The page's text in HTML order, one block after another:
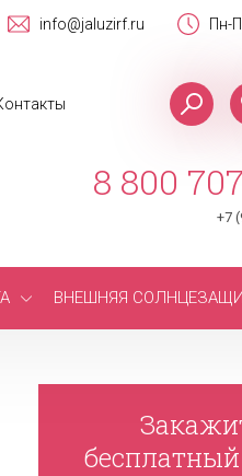
Пн-
info@jaluzirf.ru
8 800
+7
ВНЕШНЯЯ